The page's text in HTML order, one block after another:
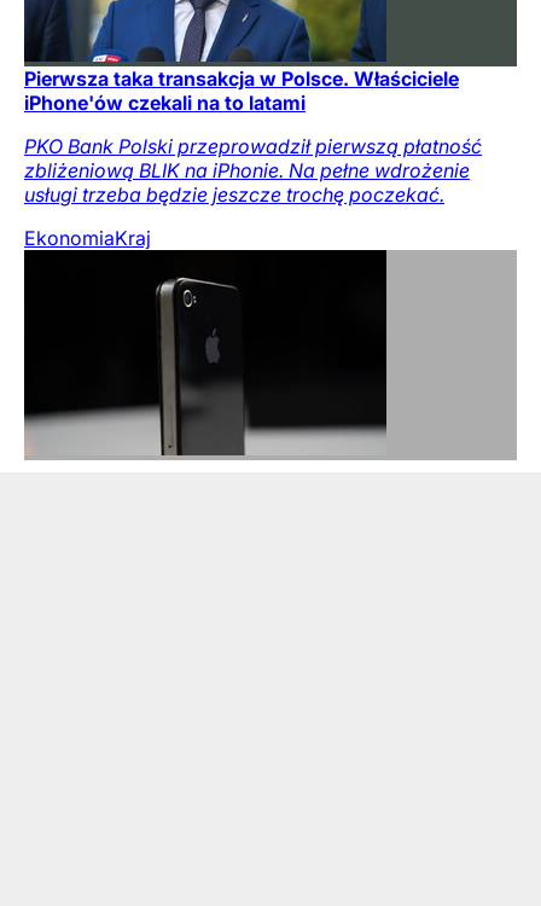
Pierwsza taka transakcja w Polsce. Właściciele
iPhone'ów czekali na to latami
PKO Bank Polski przeprowadził pierwszą płatność
zbliżeniową BLIK na iPhonie. Na pełne wdrożenie
usługi trzeba będzie jeszcze trochę poczekać.
EkonomiaKraj